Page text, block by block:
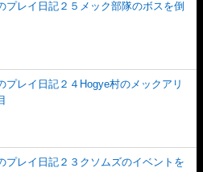
プレイ日記２５メック部隊のボスを倒
プレイ日記２４Hogye村のメックアリ
プレイ日記２３クソムズのイベントを